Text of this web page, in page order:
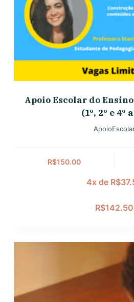
Apoio Escolar do
(1º, 2º e 4º
R$150.00
4x de R$
R$142.50